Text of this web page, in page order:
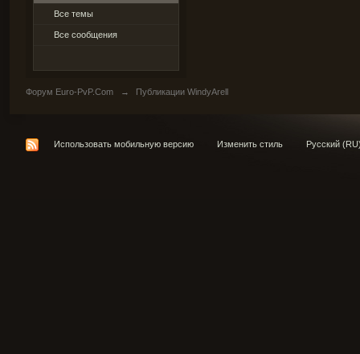
Все темы
Все сообщения
Форум Euro-PvP.Com → Публикации WindyArell
Использовать мобильную версию Изменить стиль Русский